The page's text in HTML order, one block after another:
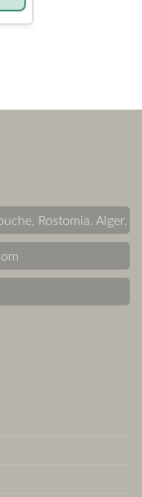
Rostomia. Alger.